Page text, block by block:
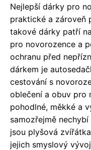
Nejlepší dárky pro
praktické a zároveň
takové dárky patří
pro novorozence a
ochranu před
dárkem je
cestování s
oblečení a obuv pro
pohodlné, měkké a
samozřejmě
jsou plyšová
jejich smyslový